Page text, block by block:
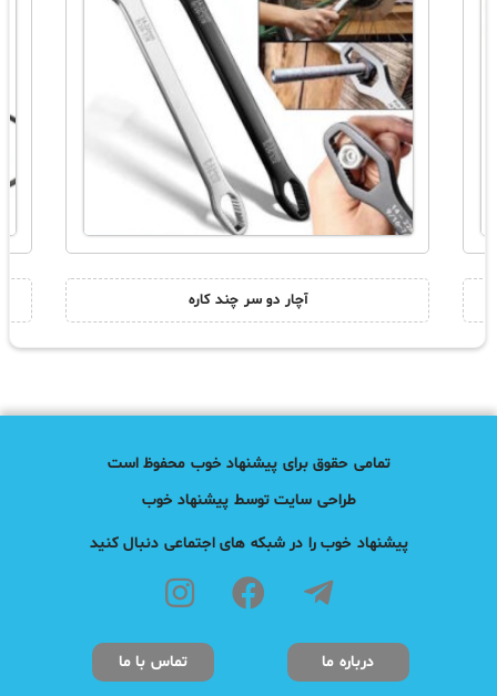
آچار دو سر چند کاره
تمامی حقوق برای پیشنهاد خوب محفوظ است
طراحی سایت توسط پیشنهاد خوب
پیشنهاد خوب را در شبکه های اجتماعی دنبال کنید
درباره ما تماس با ما